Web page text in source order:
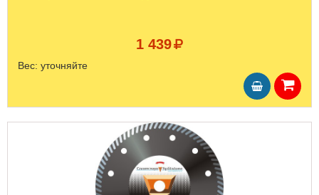
1 439
Вес: уточняйте